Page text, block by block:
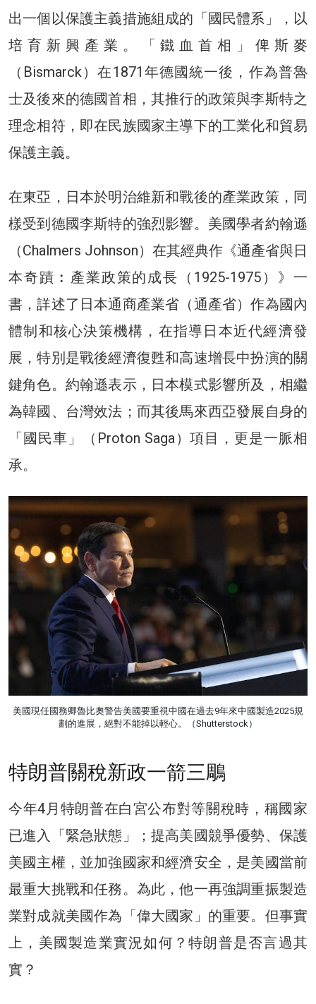
出一個以保護主義措施組成的「國民體系」，以
培育新興產業。「鐵血首相」俾斯麥
（Bismarck）在1871年德國統一後，作為普魯
士及後來的德國首相，其推行的政策與李斯特之
理念相符，即在民族國家主導下的工業化和貿易
保護主義。
在東亞，日本於明治維新和戰後的產業政策，同
樣受到德國李斯特的強烈影響。美國學者約翰遜
（Chalmers Johnson）在其經典作《通產省與日
本奇蹟︰產業政策的成長（1925-1975）》一
書，詳述了日本通商產業省（通產省）作為國內
體制和核心決策機構，在指導日本近代經濟發
展，特別是戰後經濟復甦和高速增長中扮演的關
鍵角色。約翰遜表示，日本模式影響所及，相繼
為韓國、台灣效法；而其後馬來西亞發展自身的
「國民車」（Proton Saga）項目，更是一脈相
承。
美國現任國務卿魯比奧警告美國要重視中國在過去9年來中國製造2025規
劃的進展，絕對不能掉以輕心。（Shutterstock）
特朗普關稅新政一箭三鵰
今年4月特朗普在白宮公布對等關稅時，稱國家
已進入「緊急狀態」；提高美國競爭優勢、保護
美國主權，並加強國家和經濟安全，是美國當前
最重大挑戰和任務。為此，他一再強調重振製造
業對成就美國作為「偉大國家」的重要。但事實
上，美國製造業實況如何？特朗普是否言過其
實？